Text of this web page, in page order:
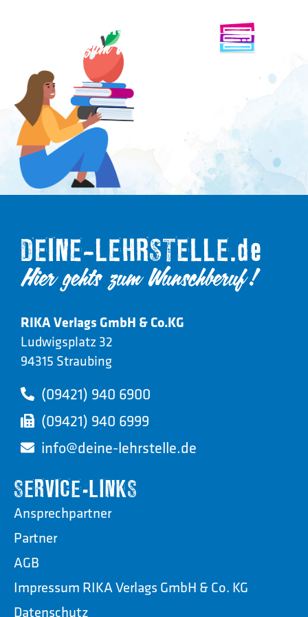
RIKA Verlags GmbH & Co.KG
Ludwigsplatz 32
94315 Straubing
(09421) 940 6900
(09421) 940 6999
info@deine-lehrstelle.de
SERVICE-LINKS
Ansprechpartner
Partner
AGB
Impressum RIKA Verlags GmbH & Co. KG
Datenschutz